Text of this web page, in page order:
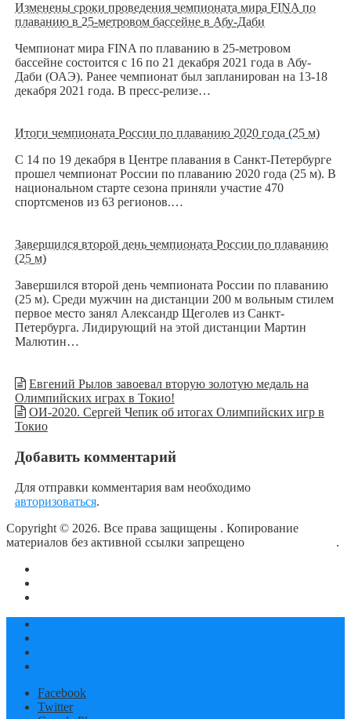
Изменены сроки проведения чемпионата мира FINA по
плаванию в 25-метровом бассейне в Абу-Даби
Чемпионат мира FINA по плаванию в 25-метровом
бассейне состоится с 16 по 21 декабря 2021 года в Абу-
Даби (ОАЭ). Ранее чемпионат был запланирован на 13-18
декабря 2021 года. В пресс-релизе…
Итоги чемпионата России по плаванию 2020 года (25 м)
С 14 по 19 декабря в Центре плавания в Санкт-Петербурге
прошел чемпионат России по плаванию 2020 года (25 м). В
национальном старте сезона приняли участие 470
спортсменов из 63 регионов.…
Завершился второй день чемпионата России по плаванию
(25 м)
Завершился второй день чемпионата России по плаванию
(25 м). Среди мужчин на дистанции 200 м вольным стилем
первое место занял Александр Щеголев из Санкт-
Петербурга. Лидирующий на этой дистанции Мартин
Малютин…
Евгений Рылов завоевал вторую золотую медаль на
Олимпийских играх в Токио!
ОИ-2020. Сергей Чепик об итогах Олимпийских игр в
Токио
Добавить комментарий
Для отправки комментария вам необходимо
авторизоваться.
Copyright © 2026. Все права защищены . Копирование
материалов без активной ссылки запрещено
.
Facebook
Twitter